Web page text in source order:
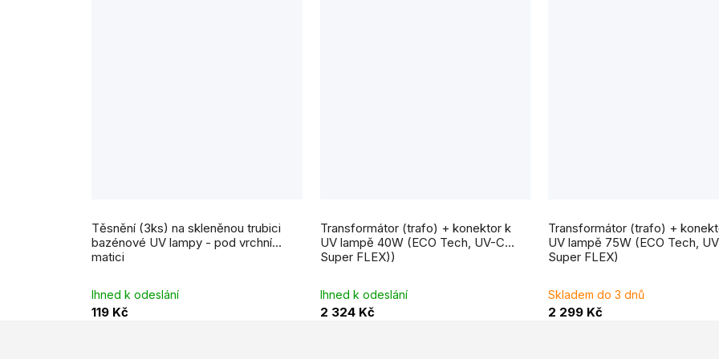
Těsnění (3ks) na skleněnou trubici
bazénové UV lampy - pod vrchní
matici
Ihned k odeslání
119 Kč
Transformátor (trafo) + konektor k
UV lampě 40W (ECO Tech, UV-C
Super FLEX))
Ihned k odeslání
2 324 Kč
Transformátor (trafo) +
UV lampě 75W (ECO Tech,
Super FLEX)
Skladem do 3 dnů
2 299 Kč